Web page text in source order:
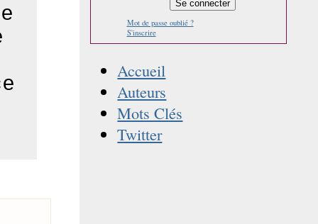
Mot de passe oublié ?
S'inscrire
Accueil
Auteurs
Mots Clés
Twitter